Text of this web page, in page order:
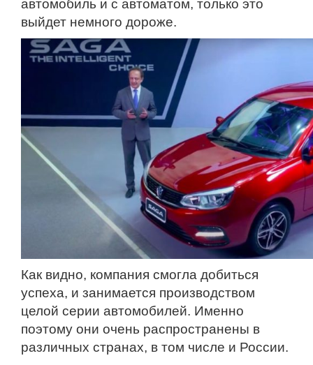
автомобиль и с автоматом, только это
выйдет немного дороже.
Как видно, компания смогла добиться
успеха, и занимается производством
целой серии автомобилей. Именно
поэтому они очень распространены в
различных странах, в том числе и России.